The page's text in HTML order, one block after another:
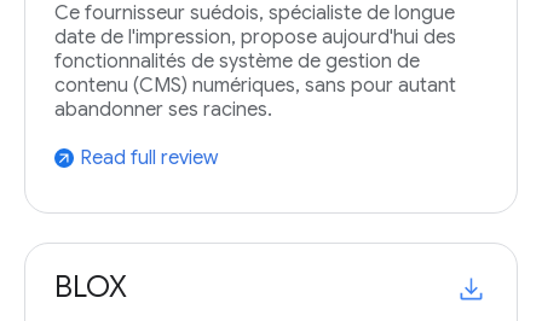
Ce fournisseur suédois, spécialiste de longue
date de l'impression, propose aujourd'hui des
fonctionnalités de système de gestion de
contenu (CMS) numériques, sans pour autant
abandonner ses racines.
arrow_outward Read full review
BLOX